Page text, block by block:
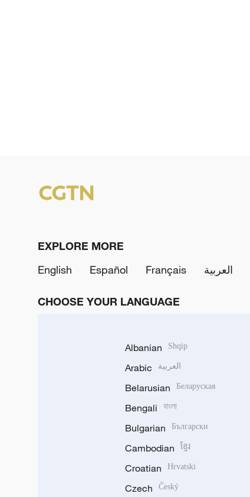
EXPLORE MORE
English
Español Français العربية
CHOOSE YOUR LANGUAGE
Albanian Shqip
Arabic العربية
Belarusian Беларуская
Bengali বাংলা
Bulgarian Български
Cambodian ខ្មែរ
Croatian Hrvatski
Czech Český